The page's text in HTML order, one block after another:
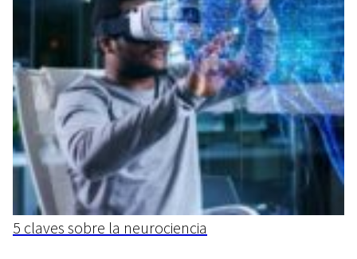
5 claves sobre la neurociencia